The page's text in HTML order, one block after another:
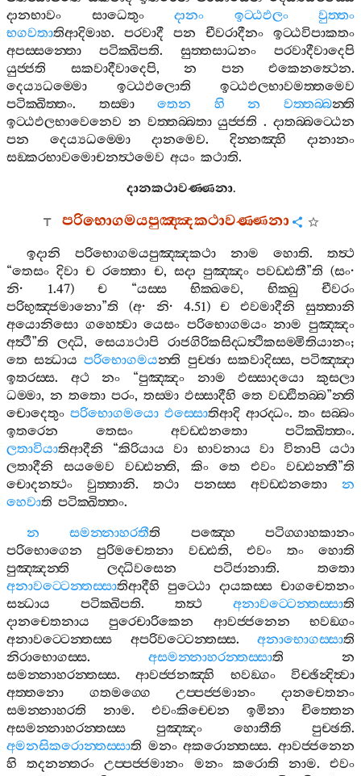
දානභාවං
සාධෙතුං දානං ඉට‍්ඨඵලං
වුත‍්තං
භගවතාතිආදිමාහ. පරවාදී පන චීවරාදීනං
ඉට‍්ඨවිපාකතං
අපස‍්සන‍්තො
පටික‍්ඛිපති. සුත‍්තසාධනං
පරවාදීවාදෙපි
යුජ‍්ජති
සකවාදීවාදෙපි, න පන එකෙනත්‍ථෙන.
දෙය්‍යධම‍්මො
ඉට‍්ඨඵලොති
ඉට‍්ඨඵලභාවමත‍්තමෙව
පටික‍්ඛිත‍්තං. තස‍්මා තෙන හි න වත‍්තබ‍්බන‍්ති
ඉට‍්ඨඵලභාවෙනෙව න වත‍්තබ‍්බතා යුජ‍්ජති .දාතබ‍්බට‍්ඨෙන
පන
දෙය්‍යධම‍්මො දානමෙව. දින‍්නඤ‍්හි
දානානං
සඞ‍්කරභාවමොචනත්‍ථමෙව අයං කථාති.
දානකථාවණ‍්ණනා.
පරිභොගමයපුඤ‍්ඤකථාවණ‍්ණනා
ඉදානි පරිභොගමයපුඤ‍්ඤකථා නාම හොති. තත්‍ථ
“තෙසං දිවා ච රත‍්තො ච, සදා පුඤ‍්ඤං පවඩ‍්ඪතී”ති (සං·
නි· 1.47) ච “යස‍්ස භික‍්ඛවෙ, භික‍්ඛු
චීවරං
පරිභුඤ‍්ජමානො”ති (අ· නි· 4.51)ච එවමාදීනි
සුත‍්තානි
අයොනිසො ගහෙත්‍වා යෙසං පරිභොගමයං නාම පුඤ‍්ඤං
අත්‍ථී”ති ලද‍්ධි,සෙය්‍යථාපි රාජගිරිකසිද‍්ධත්‍ථිකසම‍්මිතියානං;
තෙ සන්‍ධාය පරිභොගමයන‍්ති පුච‍්ඡා සකවාදිස‍්ස,පටිඤ‍්ඤා
ඉතරස‍්ස. අථ නං “පුඤ‍්ඤං නාම ඵස‍්සාදයො
කුසලා
ධම‍්මා, න තතො පරං, තස‍්මා ඵස‍්සාදීහි තෙ වඩ‍්ඪිතබ‍්බ”න‍්ති
චොදෙතුං පරිභොගමයො ඵස‍්සොතිආදි ආරද‍්ධං. තං සබ‍්බං
ඉතරෙන
තෙසං අවඩ‍්ඪනතො පටික‍්ඛිත‍්තං.
ලතාවියාතිආදීනි “කිරියාය වා භාවනාය වා විනාපි
යථා
ලතාදීනි
සයමෙව වඩ‍්ඪන‍්ති, කිං තෙ එවං වඩ‍්ඪන‍්තී”ති
චොදනත්‍ථං
වුත‍්තානි.තථා පනස‍්ස අවඩ‍්ඪනතො
න
හෙවාති පටික‍්ඛිත‍්තං.
න
සමන‍්නාහරතීති පඤ‍්හෙ
පටිග‍්ගාහකානං
පරිභොගෙන
පුරිමචෙතනා වඩ‍්ඪති,එවං තං
හොති
පුඤ‍්ඤන‍්ති
ලද‍්ධිවසෙන පටිජානාති.තතො
අනාවට‍්ටෙන‍්තස‍්සාතිආදීහි පුට‍්ඨො දායකස‍්ස චාගචෙතනං
සන්‍ධාය
පටික‍්ඛිපති. තත්‍ථ අනාවට‍්ටෙන‍්තස‍්සාති
දානචෙතනාය
පුරෙචාරිකෙන ආවජ‍්ජනෙන
භවඞ‍්ගං
අනාවට‍්ටෙන‍්තස‍්ස
අපරිවට‍්ටෙන‍්තස‍්ස. අනාභොගස‍්සාති
නිරාභොගස‍්ස. අසමන‍්නාහරන‍්තස‍්සාති
න
සමන‍්නාහරන‍්තස‍්ස.ආවජ‍්ජනඤ‍්හි භවඞ‍්ගං
විච‍්ඡින්‍දිත්‍වා
අත‍්තනො
ගතමග‍්ගෙ උප‍්පජ‍්ජමානං
දානචෙතනං
සමන‍්නාහරති
නාම. එවංකිච‍්චෙන ඉමිනා
චිත‍්තෙන
අසමන‍්නාහරන‍්තස‍්ස
පුඤ‍්ඤං හොතීති පුච‍්ඡති.
අමනසිකරොන‍්තස‍්සාති මනං අකරොන‍්තස‍්ස.ආවජ‍්ජනෙන
හි
තදනන‍්තරං උප‍්පජ‍්ජමානං මනං කරොති නාම.එවං